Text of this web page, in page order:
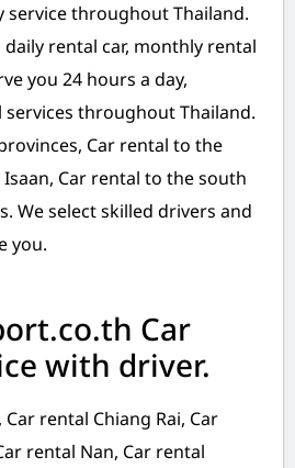
service throughout Thailand.
rental car, monthly rental
you 24 hours a day,
throughout Thailand.
Car rental to the
Car rental to the south
We select skilled drivers and
you.
Car
with driver.
rental Chiang Rai, Car
rental Nan, Car rental